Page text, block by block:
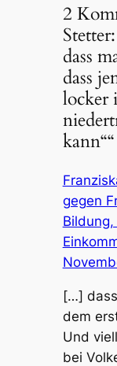
2
dass
dass
locker
kann““
gegen
[…]
dem
Und
bei